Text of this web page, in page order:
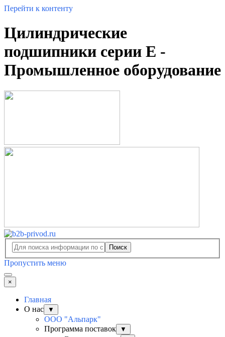
Перейти к контенту
Цилиндрические
подшипники серии E -
Промышленное оборудование
Поиск
Пропустить меню
×
Главная
О нас
▼
ООО "Альпарк"
Программа поставок
▼